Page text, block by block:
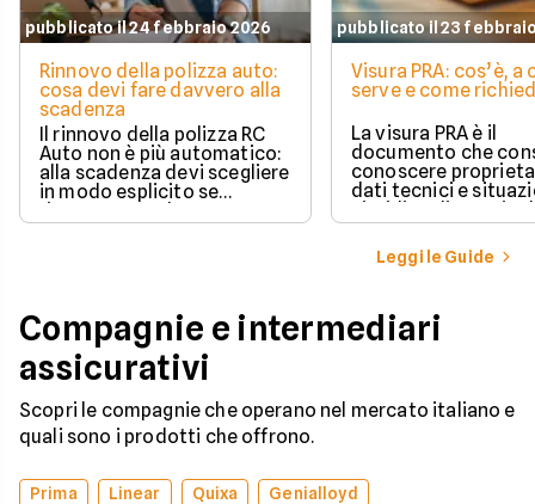
pubblicato il 24 febbraio 2026
Rinnovo della polizza auto:
cosa devi fare davvero alla
scadenza
Il rinnovo della polizza RC
Auto non è più automatico:
alla scadenza devi scegliere
in modo esplicito se
rinnovare con la stessa
compagnia o stipulare un
pubblicato il 23
Visura PRA: cos’è, a
serve e come
La visura PRA è il
documento che
conoscere
dati tecnici e
giuridica di un
iscritto al Pubblico
Automobilistico.
Leggi le Guide
Compagnie e intermediari
assicurativi
Scopri le compagnie che operano nel mercato italiano e
quali sono i prodotti che offrono.
Prima Linear Quixa
Genialloyd